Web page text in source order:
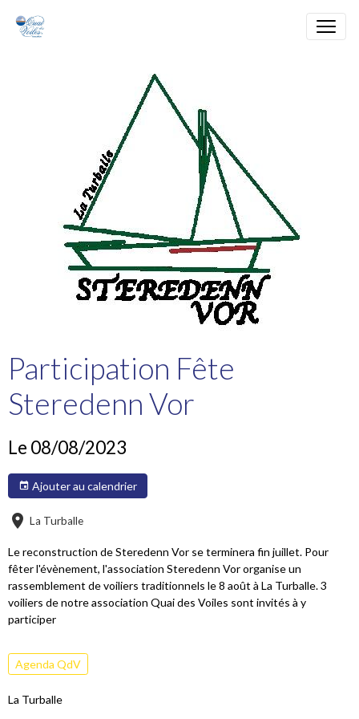
Participation Fête
Steredenn Vor
Le 08/08/2023
Ajouter au calendrier
La Turballe
Le reconstruction de Steredenn Vor se terminera fin juillet. Pour
fêter l'évènement, l'association Steredenn Vor organise un
rassemblement de voiliers traditionnels le 8 août à La Turballe. 3
voiliers de notre association Quai des Voiles sont invités à y
participer
Agenda QdV
La Turballe